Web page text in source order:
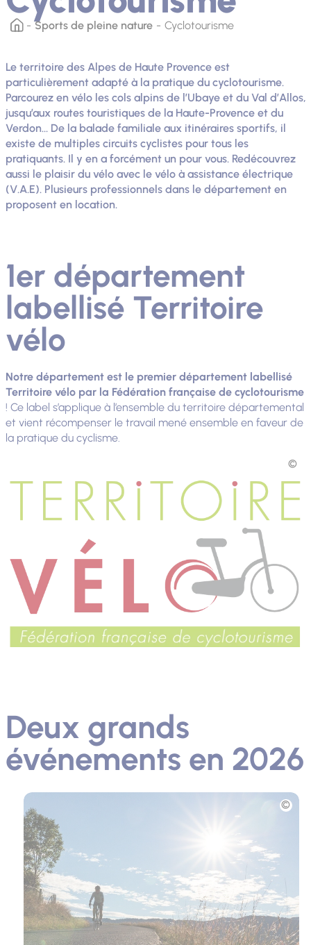
Sports de pleine nature Cyclotourisme
Le territoire des Alpes de Haute Provence est
particulièrement adapté à la pratique du cyclotourisme.
Parcourez en vélo les cols alpins de l’Ubaye et du Val d’Allos,
jusqu’aux routes touristiques de la Haute-Provence et du
Verdon… De la balade familiale aux itinéraires sportifs, il
existe de multiples circuits cyclistes pour tous les
pratiquants. Il y en a forcément un pour vous. Redécouvrez
aussi le plaisir du vélo avec le vélo à assistance électrique
(V.A.E). Plusieurs professionnels dans le département en
proposent en location.
1er département
labellisé Territoire
vélo
Notre département est le premier département labellisé
Territoire vélo par la Fédération française de cyclotourisme
! Ce label s’applique à l’ensemble du territoire départemental
et vient récompenser le travail mené ensemble en faveur de
la pratique du cyclisme.
Deux grands
événements en 2026
Photo